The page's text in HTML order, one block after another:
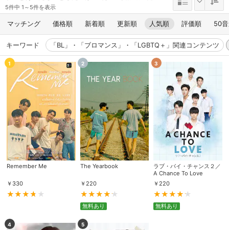
5件中 1～5件を表示
マッチング 価格順 新着順 更新順 人気順 評価順 50
キーワード 「BL」・「ブロマンス」・「LGBTQ＋」関連コンテンツ
1
Remember Me
￥ 330
2
The Yearbook
￥ 220
無料あり
3
ラブ・バイ・チャンス２／
A Chance To Love
￥ 220
無料あり
4 5